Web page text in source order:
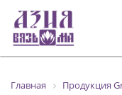
Главная Продукция